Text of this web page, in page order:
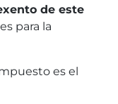
de este
para la
es el